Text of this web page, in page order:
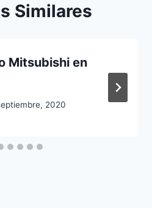
Similares
Mitsubishi en
2020